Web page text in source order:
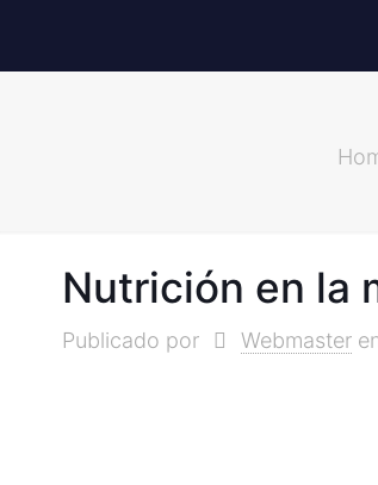
Nutrición en la
Publicado por Webmaster